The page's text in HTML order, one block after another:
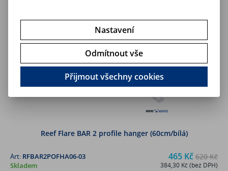
Reef Flare BAR 2 profile hanger (60cm/bílá)
465 Kč 620 Kč
384,30 Kč (bez DPH)
Art: RFBAR2POFHA06-03
Skladem
Nastavení
Odmítnout vše
Přijmout všechny cookies